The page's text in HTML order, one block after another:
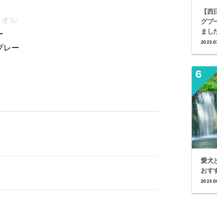
ド
オル
ー
レー
ト
【
グプ
まし
愛犬
おす